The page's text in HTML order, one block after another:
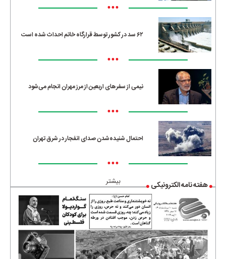
•••
۶۲ سد در کشور توسط قرارگاه خاتم احداث شده است
•••
نیمی از سفرهای اربعین از مرز مهران انجام می‌شود
•••
احتمال شنیده‌شدن صدای انفجار در شرق تهران
•••
بیشتر هفته نامه الکترونیکی